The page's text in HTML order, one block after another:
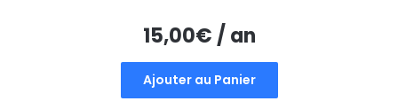
15,00€ / an
Ajouter au Panier